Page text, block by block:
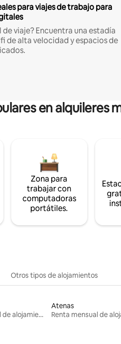
para viajes de trabajo para
de viaje? Encuentra una estadía
de alta velocidad y espacios de
en alquileres
Zona para
trabajar con
computadoras
portátiles.
Otros tipos de alojamientos
Renta mensual de alojamientos
Atenas